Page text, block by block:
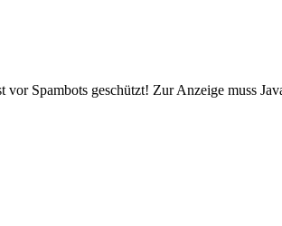
vor Spambots geschützt! Zur Anzeige muss